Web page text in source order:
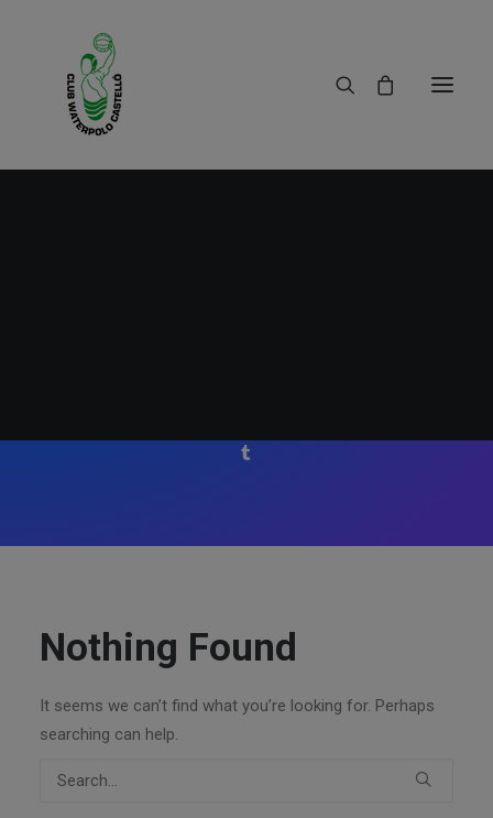
Nothing Found
It seems we can’t find what you’re looking for. Perhaps
searching can help.